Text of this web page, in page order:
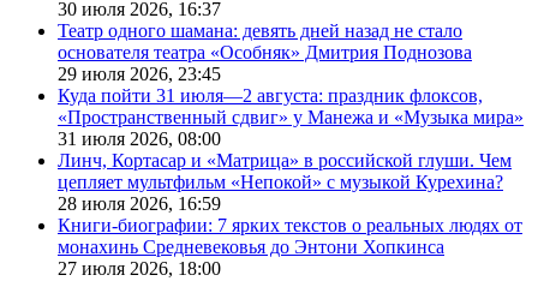
30 июля 2026, 16:37
Театр одного шамана: девять дней назад не стало
основателя театра «Особняк» Дмитрия Поднозова
29 июля 2026, 23:45
Куда пойти 31 июля—2 августа: праздник флоксов,
«Пространственный сдвиг» у Манежа и «Музыка мира»
31 июля 2026, 08:00
Линч, Кортасар и «Матрица» в российской глуши. Чем
цепляет мультфильм «Непокой» с музыкой Курехина?
28 июля 2026, 16:59
Книги-биографии: 7 ярких текстов о реальных людях от
монахинь Средневековья до Энтони Хопкинса
27 июля 2026, 18:00